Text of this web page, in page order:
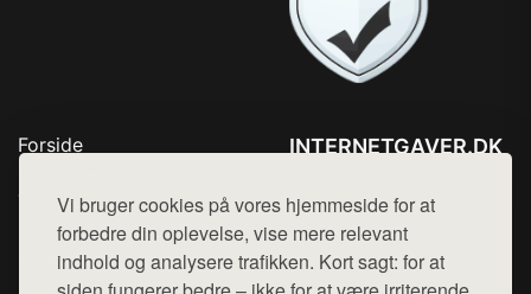
Vi bruger cookies på vores hjemmeside for at
forbedre din oplevelse, vise mere relevant
indhold og analysere trafikken. Kort sagt: for at
Forside
Top Rabatter
Blog
Kontakt
INTERNETGAVER.DK
Mail: hej@want.dk
Cookie- og privatlivspolitik